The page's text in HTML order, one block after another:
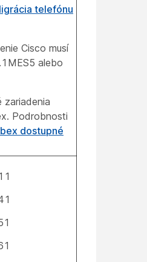
telefónu
Cisco musí
alebo
zariadenia
Podrobnosti
dostupné